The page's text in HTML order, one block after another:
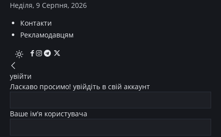
Неділя, 9 Серпня, 2026
Контакти
Рекламодавцям
увійти
Ласкаво просимо! увійдіть в свій аккаунт
Ваше ім'я користувача